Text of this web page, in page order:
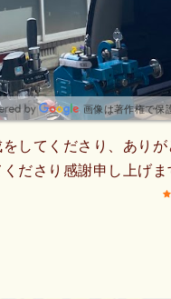
画像は著作権で保
してくださり、あり
ださり感謝申し上げま